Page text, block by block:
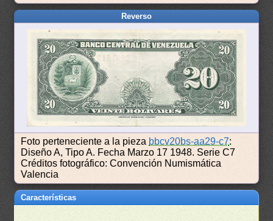
Reverso
Foto perteneciente a la pieza bbcv20bs-aa29-c7:
Diseño A, Tipo A. Fecha Marzo 17 1948. Serie C7
Créditos fotográfico: Convención Numismática
Valencia
Características